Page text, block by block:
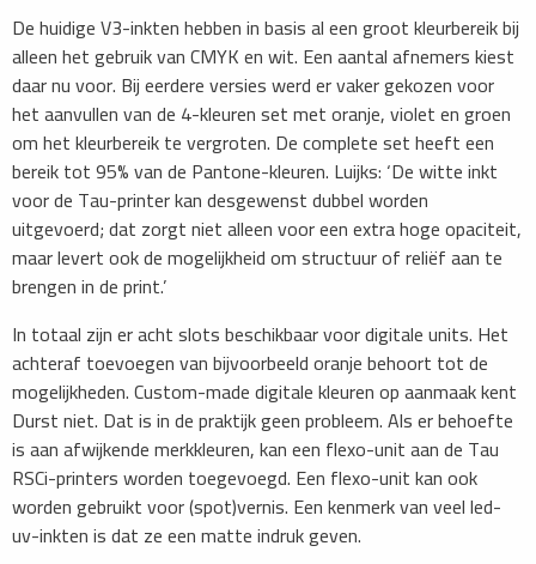
De huidige V3-inkten hebben in basis al een groot kleurbereik bij
alleen het gebruik van CMYK en wit. Een aantal afnemers kiest
daar nu voor. Bij eerdere versies werd er vaker gekozen voor
het aanvullen van de 4-kleuren­ set met oranje, violet en groen
om het kleurbereik te vergroten. De complete set heeft een
bereik tot 95% van de Pantone-kleuren. Luijks: ‘De witte inkt
voor de Tau-printer kan desgewenst dubbel worden
uitgevoerd; dat zorgt niet alleen voor een extra hoge opaciteit,
maar levert ook de mogelijkheid om structuur of reliëf aan te
brengen in de print.’
In totaal zijn er acht slots beschikbaar voor digitale units. Het
achteraf toevoegen van bijvoorbeeld oranje behoort tot de
mogelijkheden. Custom-made digitale kleuren op aanmaak kent
Durst niet. Dat is in de praktijk geen probleem. Als er behoefte
is aan afwijkende merkkleuren, kan een flexo-unit aan de Tau
RSCi-printers worden toegevoegd. Een flexo-unit kan ook
worden gebruikt voor (spot)vernis. Een kenmerk van veel led-
uv-inkten is dat ze een matte indruk geven.